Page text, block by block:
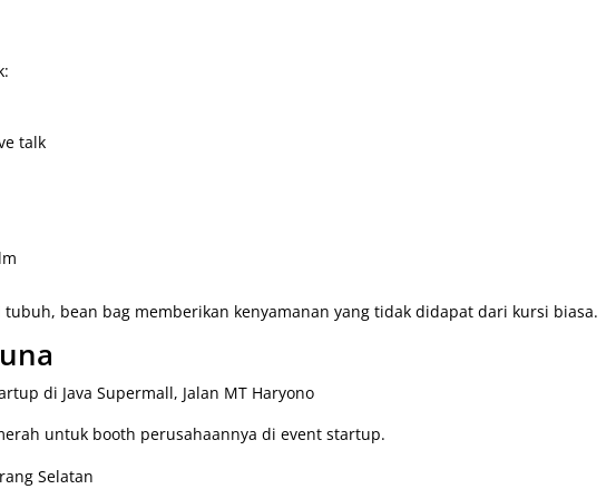
talk
bean bag memberikan kenyamanan yang tidak didapat dari kursi biasa.
di Java Supermall, Jalan MT Haryono
untuk booth perusahaannya di event startup.
Selatan